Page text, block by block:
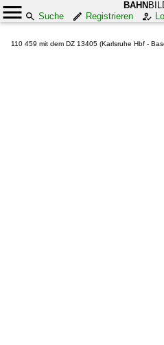
BAHN
Suche
Registrieren
110 459 mit dem DZ 13405 (Karlsruhe Hbf -